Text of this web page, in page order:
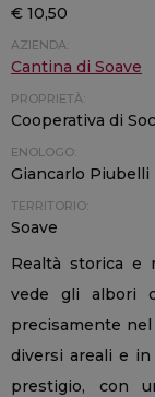
€ 10,50
AZIENDA:
Cantina di Soave
PROPRIETÀ:
Cooperativa di
ENOLOGO:
Giancarlo Piubelli
TERRITORIO:
Soave
Realtà storica e
vede gli albori
precisamente nel
diversi areali e
prestigio, con